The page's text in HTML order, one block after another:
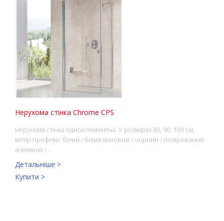
Нерухома стінка Chrome CPS
нерухома стінка одноелементна. У розмірах 80, 90, 100 см,
колір профілю: білий / білий матовий / чорний / полірований
алюміній /…
Детальніше >
Купити >